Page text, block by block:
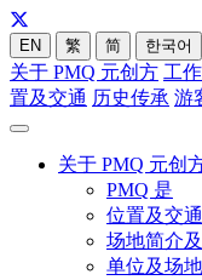
EN 繁 简 한국어
关于 PMQ 元创方 工
置及交通 历史传承 游
关于 PMQ 元创
PMQ 是
位置及交通
场地简介
单位及场